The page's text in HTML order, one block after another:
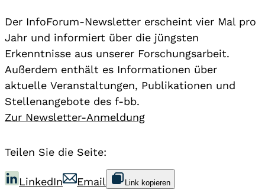
Der InfoForum-Newsletter erscheint vier Mal pro
Jahr und informiert über die jüngsten
Erkenntnisse aus unserer Forschungsarbeit.
Außerdem enthält es Informationen über
aktuelle Veranstaltungen, Publikationen und
Stellenangebote des f-bb.
Zur Newsletter-Anmeldung
Teilen Sie die Seite:
LinkedIn Email Link kopieren